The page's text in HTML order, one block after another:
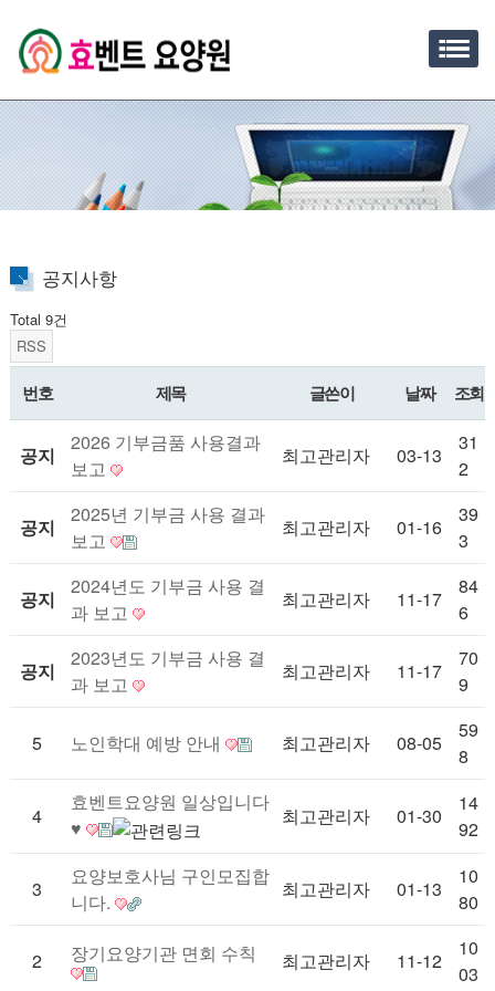
공지사항
Total 9건
RSS
번호 제목 글쓴이 날짜 조회
공지
2026 기부금품 사용결과
보고
최고관리자 03-13
31
2
공지
2025년 기부금 사용 결과
보고
최고관리자 01-16
39
3
공지
2024년도 기부금 사용 결
과 보고
최고관리자 11-17
84
6
공지
2023년도 기부금 사용 결
과 보고
최고관리자 11-17
70
9
5 노인학대 예방 안내 최고관리자 08-05
59
8
4
효벤트요양원 일상입니다
♥
최고관리자 01-30
14
92
3
요양보호사님 구인모집합
니다.
최고관리자 01-13
10
80
2 장기요양기관 면회 수칙 최고관리자 11-12
10
03